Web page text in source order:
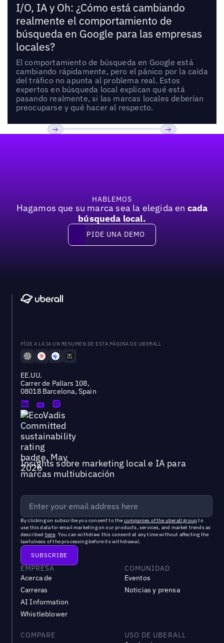
I/O, IA y Oh: ¿Cómo está cambiando
realmente el comportamiento de
búsqueda en Google para las empresas
locales?
El comportamiento de búsqueda en Google está
cambiando rápidamente, pero el pánico por la caída
del tráfico no apunta al problema real. Estos
expertos en búsqueda local explican qué está
pasando realmente, si las marcas locales deberían
preocuparse y qué hacer al respecto.
HABLEMOS
Hagamos que su marca sea la elegida en cada
búsqueda local.
Pide una demo
PIDE UNA DEMO
PÍDE A LA IA UN RESUMEN DE ESTA PÁGINA DE UBERALL
EE.UU.
Carrer de Pallars 108,
08018 Barcelona, Spain
Insights sobre marketing local e IA para
marcas multiubicación
By clicking on subscribe you consent to the companies of the uberall groupto
use this data for email marketing on our products, services, and market trends as
described here. You can withdraw this consent at any time without affecting the
lawfulness of the processing before its withdrawal.
EMPRESA
Acerca de
Carreras
AI Information
Whistleblower
COMUNIDAD
Eventos
Noticias y prensa
COMPARE
USO DE UBERALL